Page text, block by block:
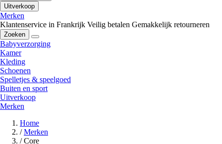
Uitverkoop
Merken
Klantenservice in Frankrijk Veilig betalen Gemakkelijk retourneren
Zoeken
Babyverzorging
Kamer
Kleding
Schoenen
Spelletjes & speelgoed
Buiten en sport
Uitverkoop
Merken
Home
/ Merken
/ Core